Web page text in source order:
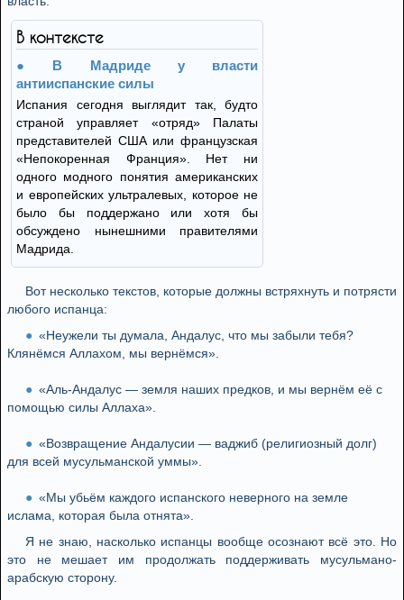
В контексте
В Мадриде у власти
антииспанские силы
Испания сегодня выглядит так, будто
страной управляет «отряд» Палаты
представителей США или французская
«Непокоренная Франция». Нет ни
одного модного понятия американских
и европейских ультралевых, которое не
было бы поддержано или хотя бы
обсуждено нынешними правителями
Мадрида.
Вот несколько текстов, которые должны встряхнуть и потрясти
любого испанца:
«Неужели ты думала, Андалус, что мы забыли тебя?
Клянёмся Аллахом, мы вернёмся».
«Аль-Андалус — земля наших предков, и мы вернём её с
помощью силы Аллаха».
«Возвращение Андалусии — ваджиб (религиозный долг)
для всей мусульманской уммы».
«Мы убьём каждого испанского неверного на земле
ислама, которая была отнята».
Я не знаю, насколько испанцы вообще осознают всё это. Но
это не мешает им продолжать поддерживать мусульмано-
арабскую сторону.